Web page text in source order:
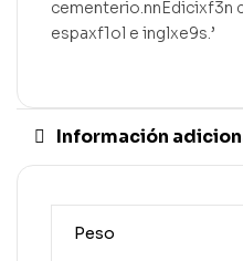
cementerio.nnEdicixf3n
espaxf1ol e inglxe9s.’
Información
Peso